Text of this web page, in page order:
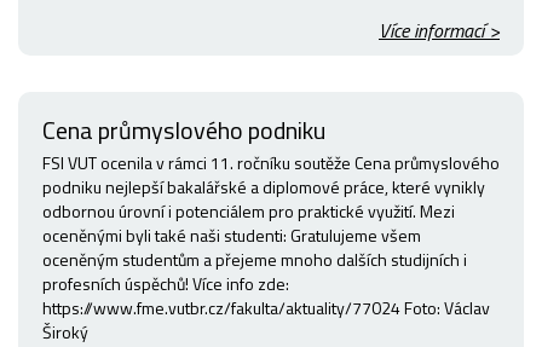
Více informací >
Cena průmyslového podniku
FSI VUT ocenila v rámci 11. ročníku soutěže Cena průmyslového
podniku nejlepší bakalářské a diplomové práce, které vynikly
odbornou úrovní i potenciálem pro praktické využití. Mezi
oceněnými byli také naši studenti: Gratulujeme všem
oceněným studentům a přejeme mnoho dalších studijních i
profesních úspěchů! Více info zde:
https://www.fme.vutbr.cz/fakulta/aktuality/77024 Foto: Václav
Široký